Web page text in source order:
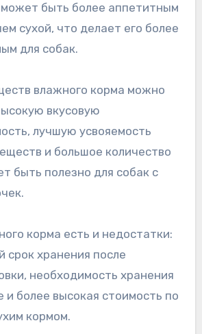
быть более аппетитным
сухой, что делает его более
для собак.
влажного корма можно
вкусовую
лучшую усвояемость
и большое количество
быть полезно для собак с
корма есть и недостатки:
срок хранения после
необходимость хранения
и более высокая стоимость по
кормом.